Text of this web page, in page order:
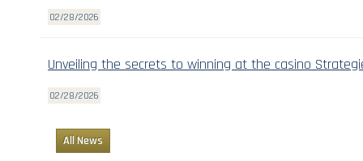
02/28/2026
Unveiling the secrets to winning at the casino
02/28/2026
All News